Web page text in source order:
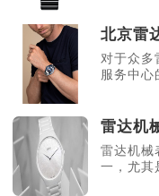
北京雷
对于众多
服务中
雷达机
雷达机械
一，尤其